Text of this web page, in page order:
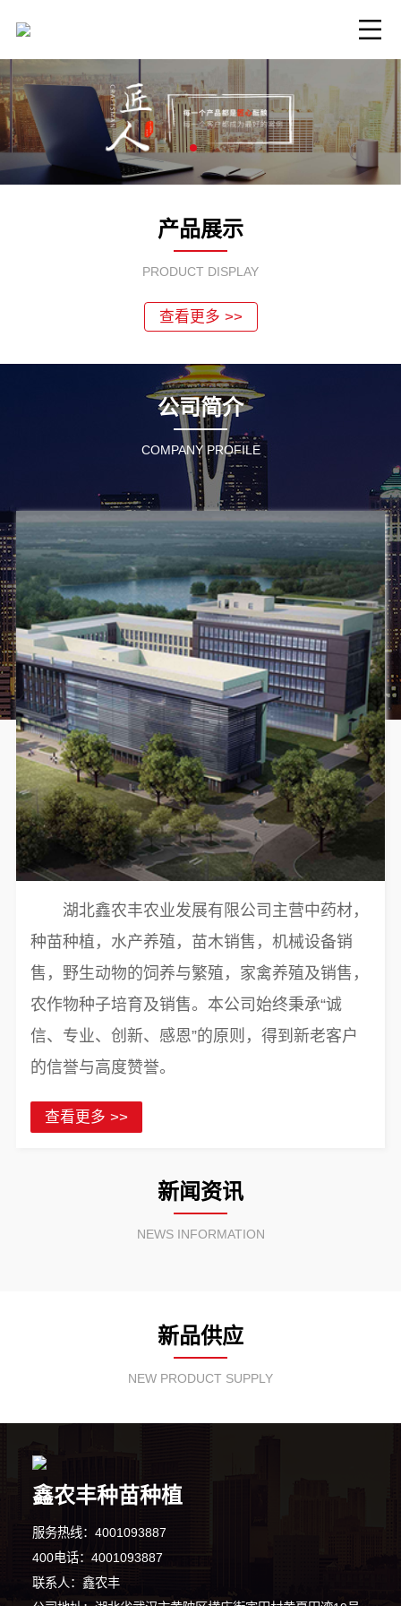
产品展示
PRODUCT DISPLAY
查看更多 >>
公司简介
COMPANY PROFILE
湖北鑫农丰农业发展有限公司主营中药材，
种苗种植，水产养殖，苗木销售，机械设备销
售，野生动物的饲养与繁殖，家禽养殖及销售，
农作物种子培育及销售。本公司始终秉承“诚
信、专业、创新、感恩”的原则，得到新老客户
的信誉与高度赞誉。
查看更多 >>
新闻资讯
NEWS INFORMATION
新品供应
NEW PRODUCT SUPPLY
鑫农丰种苗种植
服务热线：4001093887
400电话：4001093887
联系人：鑫农丰
5分钟前 吴先生 正在咨询
1分钟前 段女士 正在咨询